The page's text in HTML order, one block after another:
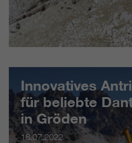
Innovatives
für beliebte
in Gröden
18.07.2022